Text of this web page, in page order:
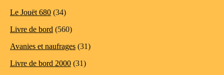
Le Jouët 680 (34)
Livre de bord (560)
Avanies et naufrages (31)
Livre de bord 2000 (31)